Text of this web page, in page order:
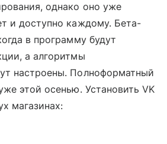
однако оно уже
и доступно каждому. Бета-
в программу будут
а алгоритмы
настроены. Полноформатный
этой осенью. Установить VK
магазинах: